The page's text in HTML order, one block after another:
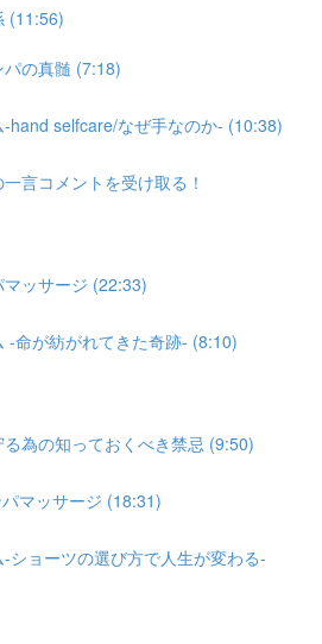
(11:56)
の真髄 (7:18)
-hand selfcare/なぜ手なのか- (10:38)
言コメントを受け取る！
マッサージ (22:33)
-命が紡がれてきた奇跡- (8:10)
る為の知っておくべき禁忌 (9:50)
マッサージ (18:31)
ショーツの選び方で人生が変わる-